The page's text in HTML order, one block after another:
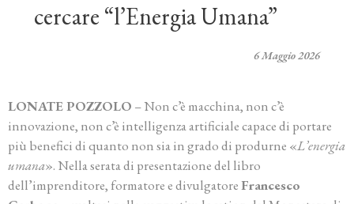
cercare “l’Energia Umana”
6 Maggio 2026
LONATE POZZOLO – Non c’è macchina, non c’è
innovazione, non c’è intelligenza artificiale capace di portare
più benefici di quanto non sia in grado di produrne «L’energia
umana». Nella serata di presentazione del libro
dell’imprenditore, formatore e divulgatoreFrancesco